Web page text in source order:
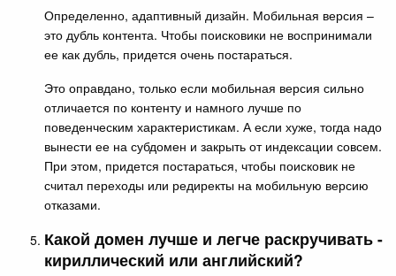
Определенно, адаптивный дизайн. Мобильная версия –
это дубль контента. Чтобы поисковики не воспринимали
ее как дубль, придется очень постараться.
Это оправдано, только если мобильная версия сильно
отличается по контенту и намного лучше по
поведенческим характеристикам. А если хуже, тогда надо
вынести ее на субдомен и закрыть от индексации совсем.
При этом, придется постараться, чтобы поисковик не
считал переходы или редиректы на мобильную версию
отказами.
Какой домен лучше и легче раскручивать -
кириллический или английский?